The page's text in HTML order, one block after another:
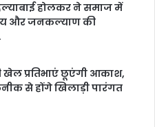
होलकर ने समाज में
और जनकल्याण की
खेल प्रतिभाएं छूएंगी आकाश,
से होंगे खिलाड़ी पारंगत